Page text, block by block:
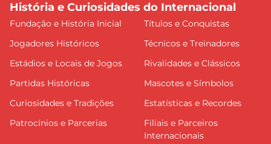
História e Curiosidades do Internacional
Fundação e História Inicial
Títulos e Conquistas
Jogadores Históricos
Técnicos e Treinadores
Estádios e Locais de Jogos
Rivalidades e Clássicos
Partidas Históricas
Mascotes e Símbolos
Curiosidades e Tradições
Estatísticas e Recordes
Patrocínios e Parcerias
Filiais e Parceiros
Internacionais